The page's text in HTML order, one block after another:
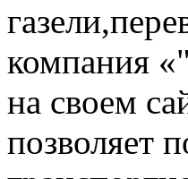
компания
на своем
позволяет